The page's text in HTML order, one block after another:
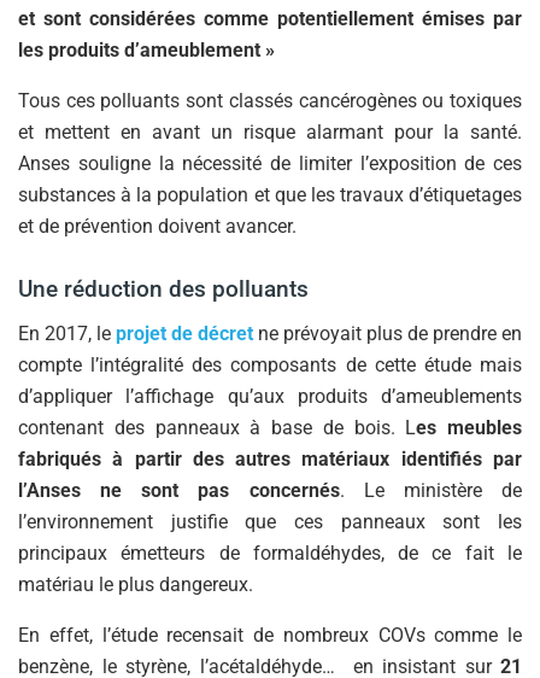
et sont considérées comme potentiellement émises par
les produits d’ameublement »
Tous ces polluants sont classés cancérogènes ou toxiques
et mettent en avant un risque alarmant pour la santé.
Anses souligne la nécessité de limiter l’exposition de ces
substances à la population et que les travaux d’étiquetages
et de prévention doivent avancer.
Une réduction des polluants
En 2017, le projet de décret ne prévoyait plus de prendre en
compte l’intégralité des composants de cette étude mais
d’appliquer l’affichage qu’aux produits d’ameublements
contenant des panneaux à base de bois. Les meubles
fabriqués à partir des autres matériaux identifiés par
l’Anses ne sont pas concernés. Le ministère de
l’environnement justifie que ces panneaux sont les
principaux émetteurs de formaldéhydes, de ce fait le
matériau le plus dangereux.
En effet, l’étude recensait de nombreux COVs comme le
benzène, le styrène, l’acétaldéhyde… en insistant sur 21